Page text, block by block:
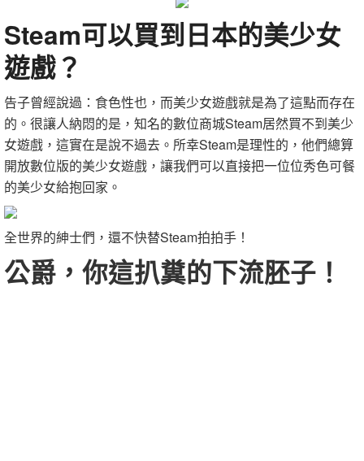
Steam可以買到日本的美少女
遊戲？
告子曾經說過：食色性也，而美少女遊戲就是為了這點而存在
的。很讓人納悶的是，知名的數位商城Steam居然買不到美少
女遊戲，這實在是說不過去。所幸Steam是理性的，他們總算
開放數位版的美少女遊戲，讓我們可以直接把一位位秀色可餐
的美少女給抱回家。
全世界的紳士們，還不快替Steam拍拍手！
公爵，你這扒糞的下流胚子！